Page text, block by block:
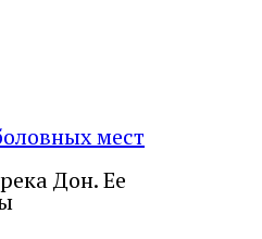
мест
Дон. Ее